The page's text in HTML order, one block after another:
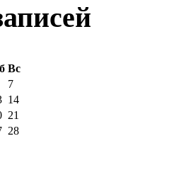
Вс
7
14
21
28